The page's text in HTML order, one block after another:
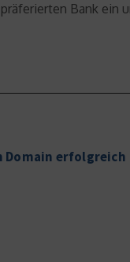
Bank ein
Domain erfolgreich